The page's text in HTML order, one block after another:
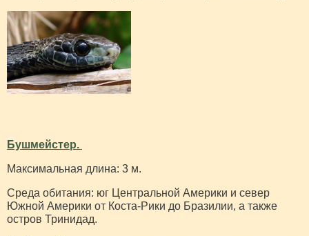
Бушмейстер.
Максимальная длина: 3 м.
Среда обитания: юг Центральной Америки и север
Южной Америки от Коста-Рики до Бразилии, а также
остров Тринидад.